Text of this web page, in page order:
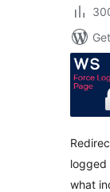
logged
what